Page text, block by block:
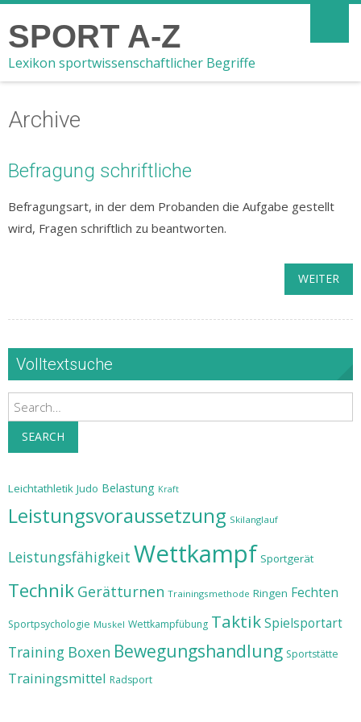
SPORT A-Z
Lexikon sportwissenschaftlicher Begriffe
Archive
Befragung schriftliche
Befragungsart, in der dem Probanden die Aufgabe gestellt
wird, Fragen schriftlich zu beantworten.
WEITER
Volltextsuche
Search
SEARCH
Leichtathletik Judo Belastung Kraft
Leistungsvoraussetzung Skilanglauf
Leistungsfähigkeit Wettkampf Sportgerät
Technik Gerätturnen Trainingsmethode Ringen Fechten
Sportpsychologie Muskel Wettkampfübung TaktikSpielsportart
Training Boxen Bewegungshandlung Sportstätte
Trainingsmittel Radsport